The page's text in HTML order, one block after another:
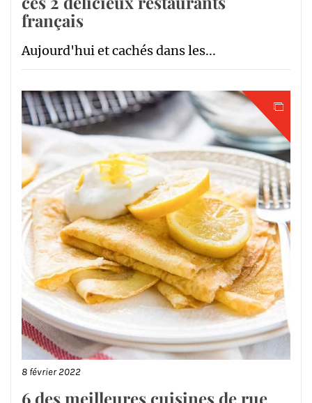
français
Aujourd'hui et cachés dans les...
8 février 2022
6 des meilleures cuisines de rue